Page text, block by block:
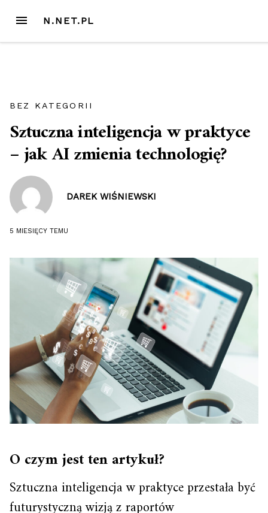
treści
MENU N.NET.PL
BEZ KATEGORII
Sztuczna inteligencja w praktyce
– jak AI zmienia technologię?
DAREK WIŚNIEWSKI
5 MIESIĘCY TEMU
O czym jest ten artykuł?
Sztuczna inteligencja w praktyce przestała być
futurystyczną wizją z raportów